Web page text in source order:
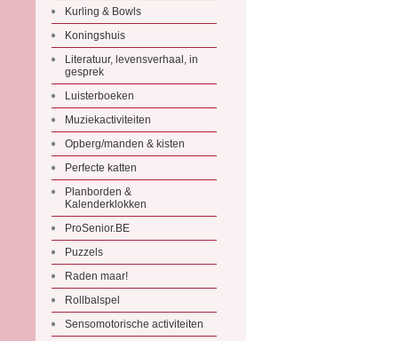
Kurling & Bowls
Koningshuis
Literatuur, levensverhaal, in
gesprek
Luisterboeken
Muziekactiviteiten
Opberg/manden & kisten
Perfecte katten
Planborden &
Kalenderklokken
ProSenior.BE
Puzzels
Raden maar!
Rollbalspel
Sensomotorische activiteiten